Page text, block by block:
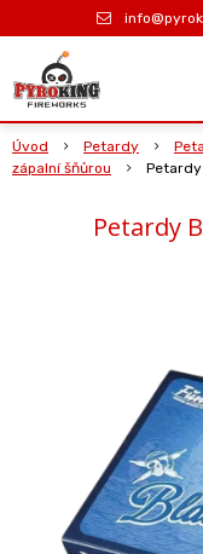
Úvod Petardy
zápalní šňůrou
Petardy